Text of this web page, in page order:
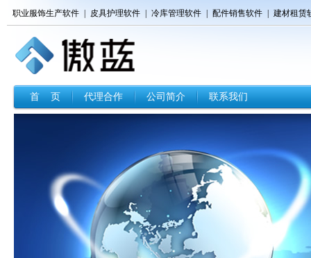
职业服饰生产软件 皮具护理软件 冷库管理软件 配件销售软件 建材租赁
首 页 代理合作 公司简介 联系我们